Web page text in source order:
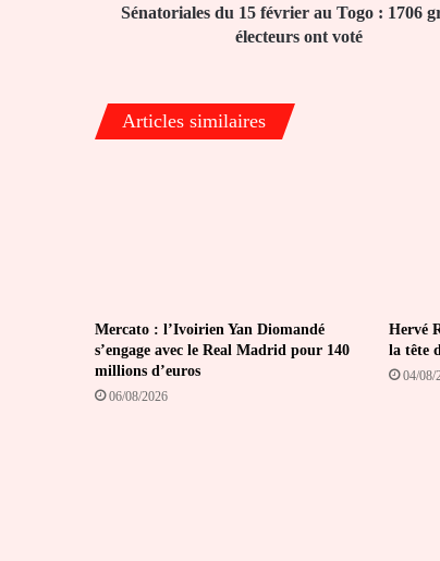
électeurs
Sénatoriales du 15 février au Togo : 1706
électeurs ont voté
Articles similaires
Mercato : l’Ivoirien Yan Diomandé
s’engage avec le Real Madrid pour 140
millions d’euros
06/08/2026
Hervé
la tête
04/08/